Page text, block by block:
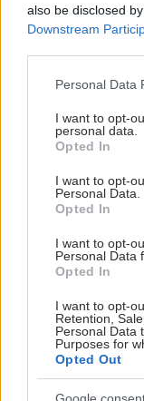
also be disclosed
Downstream
Please note that
not limited to your
grant or deny
use your data for
consent section.
Personal Data
I want to opt-
personal data.
Opted In
I want to opt-
Personal Data.
Opted In
I want to opt-
Personal Data
Opted In
I want to opt-
Retention,
Personal Data
Purposes for
Opted Out
Google